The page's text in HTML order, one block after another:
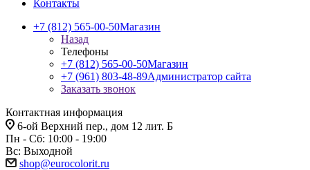
Контакты
+7 (812) 565-00-50Магазин
Назад
Телефоны
+7 (812) 565-00-50Магазин
+7 (961) 803-48-89Администратор сайта
Заказать звонок
Контактная информация
6-ой Верхний пер., дом 12 лит. Б
Пн - Сб: 10:00 - 19:00
Вс: Выходной
shop@eurocolorit.ru